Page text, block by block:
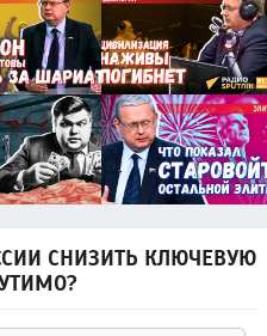
СНИЗИТЬ КЛЮЧЕВУЮ